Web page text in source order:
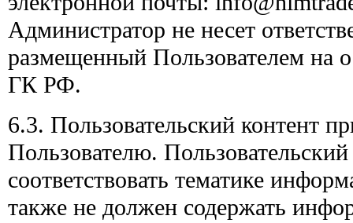
Администратор не несет
размещенный Пользователем на
ГК РФ.
6.3. Пользовательский контент
Пользователю.
соответствовать тематике
также не должен содержать